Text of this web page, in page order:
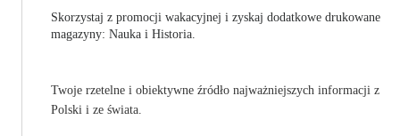
Skorzystaj z promocji wakacyjnej i zyskaj dodatkowe drukowane
magazyny: Nauka i Historia.
Twoje rzetelne i obiektywne źródło najważniejszych informacji z
Polski i ze świata.